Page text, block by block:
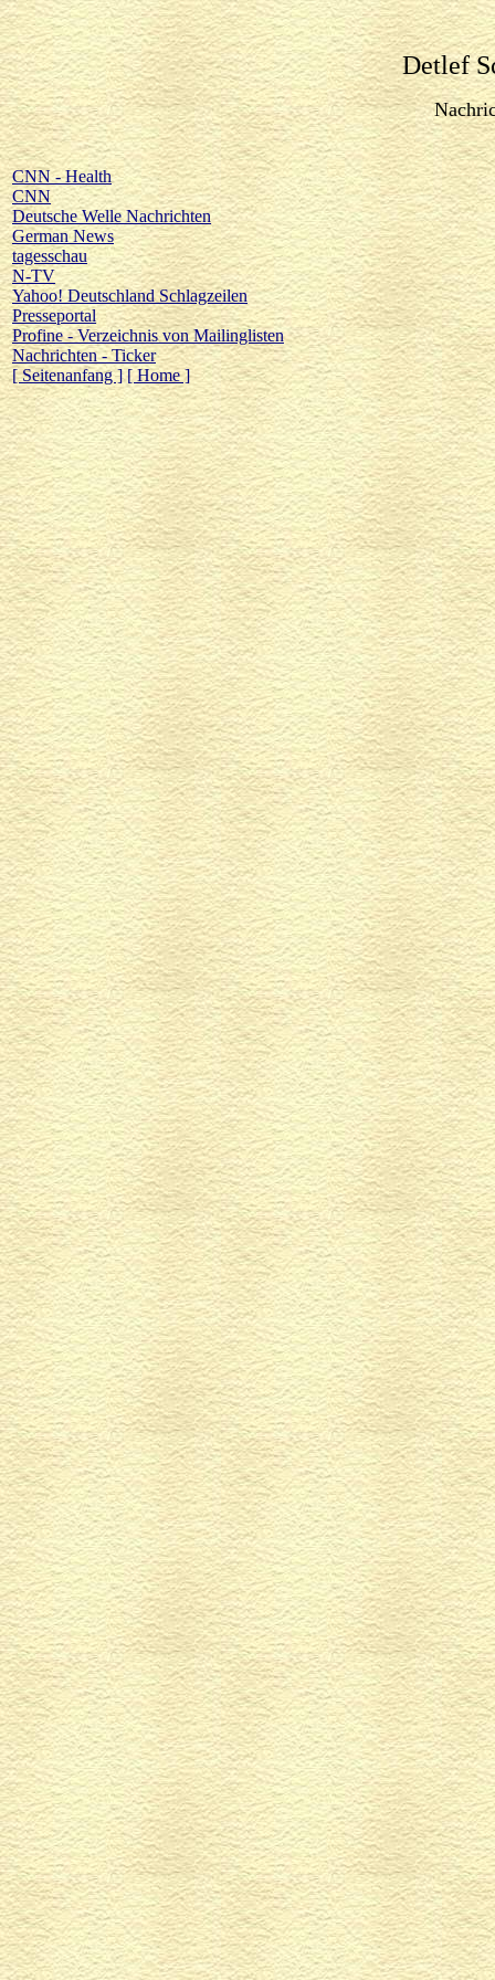
Detlef
CNN - Health
CNN
Deutsche Welle Nachrichten
German News
tagesschau
N-TV
Yahoo! Deutschland Schlagzeilen
Presseportal
Profine - Verzeichnis von Mailinglisten
Nachrichten - Ticker
[ Seitenanfang ] [ Home ]